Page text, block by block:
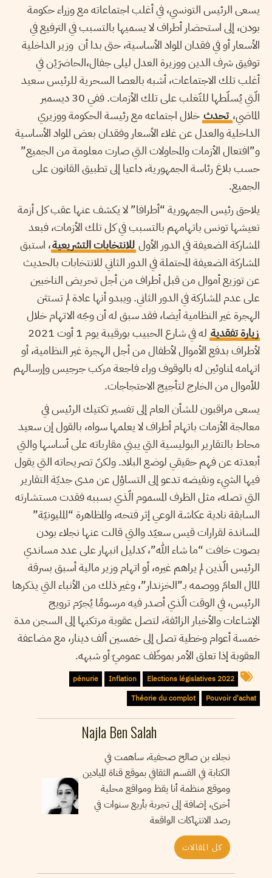
يسعى الرئيس التونسي، في أغلب اجتماعاته مع وزراء حكومة
بودن، إلى استحضار أطراف لا يسميها بالتسبب في الترفيع في
الأسعار أو في فقدان المواد الأساسية، حتى بدا أن وزير الداخلية
توفيق شرف الدين ووزيرة العدل ليلى جفال،الحاضرَيْن في
أغلب تلك الاجتماعات، أشبه بالعصا السحرية للرئيس سعيد
الّتي يُسلّطها للتّغلب على تلك الأزمات. ففي 30 ديسمبر
الماضي، تحدث خلال اجتماعه مع رئيسة الحكومة ووزيري
الداخلية والعدل عن غلاء الأسعار وفقدان بعض المواد الأساسية
و”افتعال الأزمات والمحاولات التي صارت معلومة من الجميع”
حسب بلاغ رئاسة الجمهورية، داعيا إلى تطبيق القانون على
الجميع.
يلاحق رئيس الجمهورية “أطرافا” لا يكشف عنها عقب كل أزمة
تعيشها تونس باتهامهم بالتسبب في كل تلك الأزمات، فبعد
المشاركة الضعيفة في الدور الأول للانتخابات التشريعية، استبق
المشاركة الضعيفة المحتملة في الدور الثاني للانتخابات بالحديث
عن توزيع أموال من قبل أطراف من أجل تحريض الناخبين
على عدم المشاركة في الدور الثاني. ويبدو أنها عادة لم تستثن
الهجرة غير النظامية أيضا، فقد سبق له أن وجّه الاتهام خلال
زيارة تفقدية
له في شارع الحبيب بورقيبة يوم 1 أوت 2021
لأطراف بدفع الأموال لأطفال من أجل الهجرة غير النظامية، أو
اتهامه لمناوئين له بالوقوف وراء فاجعة مركب جرجيس وإرسالهم
للأموال من الخارج لتأجيج الاحتجاجات.
يسعى مراقبون للشأن العام إلى تفسير تكتيك الرئيس في
معالجة الأزمات باتهام أطراف لا يعلمها سواه، بالقول إن سعيد
محاط بالتقارير البوليسية التي يبني مقارباته على أساسها والتي
أبعدته عن فهم حقيقي لوضع البلاد. ولكنّ تصريحاته التي يقول
فيها الشيء ونقيضه تدعو إلى التساؤل عن مدى جديّة التقارير
التي تصله، مثل الظرف المسموم الّذي بسببه فقدت مستشارته
السابقة نادية عكاشة الوعي إثر فتحه، والمظاهرة “المليونيّة”
المساندة لقرارات قيس سعيّد والتي قالت عنها نجلاء بودن
بصوت خافت “ما شاء الله”، كدليل انبهار على عدد مساندي
الرئيس الّذين لم يراهم غيره، أو اتهام وزير مالية أسبق بسرقة
المال العامّ ووصمه بـ”الخزندار”، وغير ذلك من الأنباء التي يذكرها
الرئيس، في الوقت الّذي أصدر فيه مرسومًا يُجرّم ترويج
الإشاعات والأخبار الزائفة، لتصل عقوبة مرتكبها إلى السجن مدة
خمسة أعوام وخطية تصل إلى خمسين ألف دينار، مع مضاعفة
العقوبة إذا تعلق الأمر بموظّف عموميّ أو شبهه.
Elections législatives 2022
Inflation
pénurie
Pouvoir d'achat
Théorie du complot
Najla Ben Salah
نجلاء بن صالح صحفية، ساهمت في
الكتابة في القسم الثقافي بموقع قناة الميادين
وموقع منظمة أنا يقظ ومواقع محلية
أخرى، إضافة إلى تجربة بأربع سنوات في
رصد الانتهاكات الواقعة
كل المقالات